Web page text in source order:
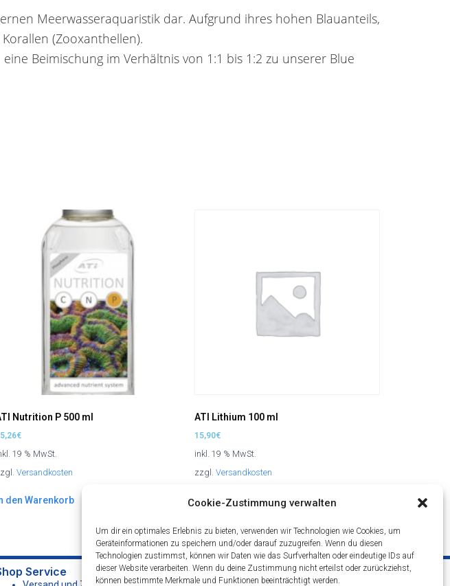
Cookie-Zustimmung verwalten
Um dir ein optimales Erlebnis zu bieten, verwenden wir Technologien wie Cookies, um
Geräteinformationen zu speichern und/oder darauf zuzugreifen. Wenn du diesen
Technologien zustimmst, können wir Daten wie das Surfverhalten oder eindeutige IDs auf
dieser Website verarbeiten. Wenn du deine Zustimmung nicht erteilst oder zurückziehst,
können bestimmte Merkmale und Funktionen beeinträchtigt werden.
Meerwasseraquaristik dar. Aufgrund ihres hohen Blauanteils,
(Zooxanthellen).
Beimischung im Verhältnis von 1:1 bis 1:2 zu unserer Blue
Nutrition P 500 ml
€
19 % MwSt.
Versandkosten
den Warenkorb
ATI Lithium 100 ml
15,90€
inkl. 19 % MwSt.
zzgl. Versandkosten
In den Warenkorb
Service
* Alle Preise inkl. gesetzl. Mehrwertsteuer zzgl.